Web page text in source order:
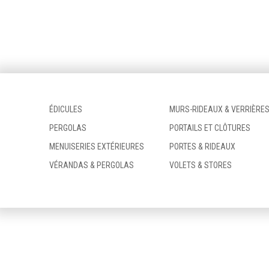
ÉDICULES
MURS-RIDEAUX & VERRIÈRES
PERGOLAS
PORTAILS ET CLÔTURES
MENUISERIES EXTÉRIEURES
PORTES & RIDEAUX
VÉRANDAS & PERGOLAS
VOLETS & STORES